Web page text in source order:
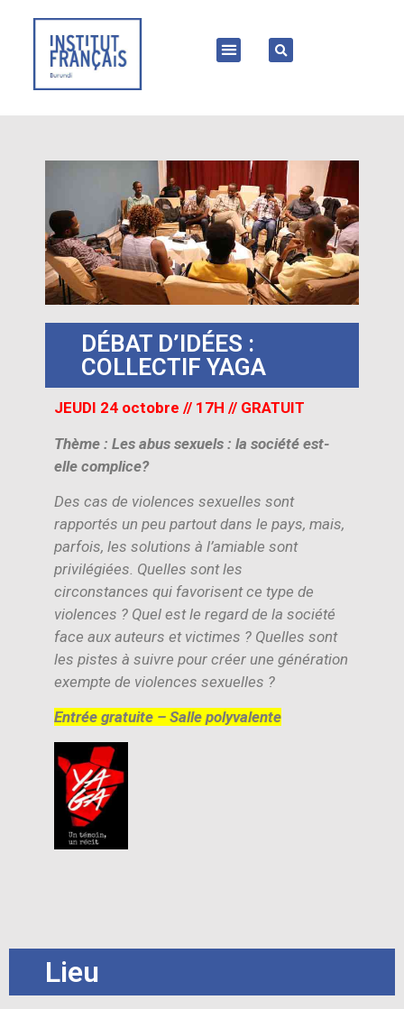
DÉBAT D’IDÉES :
COLLECTIF YAGA
JEUDI 24 octobre // 17H // GRATUIT
Thème : Les abus sexuels : la société est-
elle complice?
Des cas de violences sexuelles sont
rapportés un peu partout dans le pays, mais,
parfois, les solutions à l’amiable sont
privilégiées. Quelles sont les
circonstances qui favorisent ce type de
violences ? Quel est le regard de la société
face aux auteurs et victimes ? Quelles sont
les pistes à suivre pour créer une génération
exempte de violences sexuelles ?
Entrée gratuite – Salle polyvalente
Lieu